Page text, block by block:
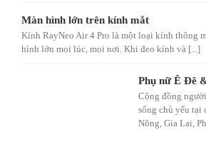
Màn hình lớn trên kính mắt
Kính RayNeo Air 4 Pro là một loại kính thông
hình lớn mọi lúc, mọi nơi. Khi đeo kính và [...]
Phụ nữ Ê Đê
Cộng đồng
sống chủ yếu
Nông, Gia Lai,